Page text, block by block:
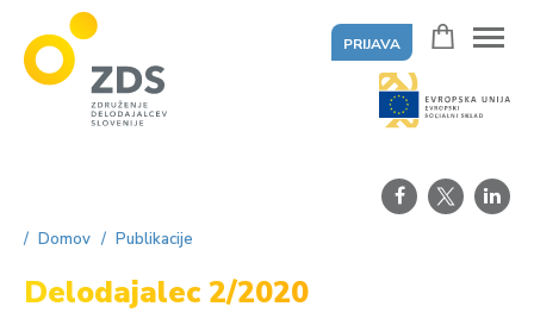
PRIJAVA
Domov Publikacije
Delodajalec 2/2020